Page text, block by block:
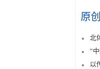
原
北
“
以